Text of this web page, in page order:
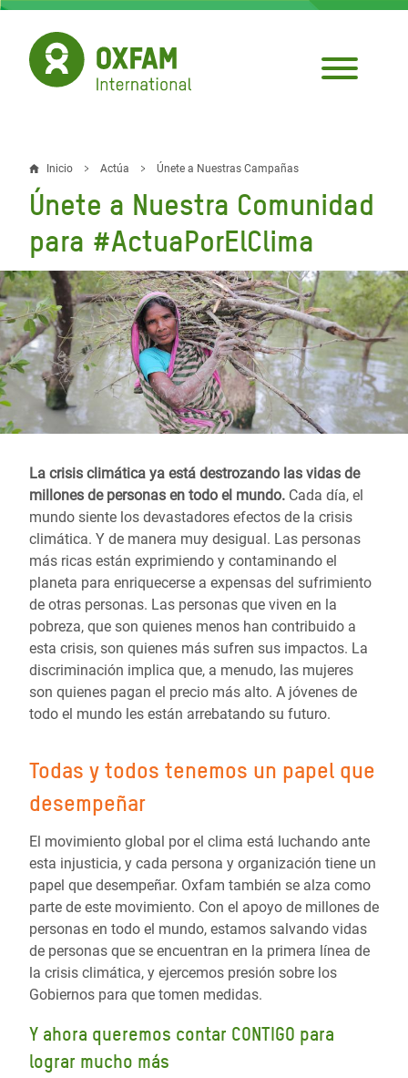
Pasar
contenido
principal
Sobrescribir
enlaces
de
ayuda
a
la
navegación
Inicio Actúa Únete a Nuestras Campañas
Únete a Nuestra Comunidad
para #ActuaPorElClima
La crisis climática ya está destrozando las vidas de
millones de personas en todo el mundo. Cada día, el
mundo siente los devastadores efectos de la crisis
climática. Y de manera muy desigual. Las personas
más ricas están exprimiendo y contaminando el
planeta para enriquecerse a expensas del sufrimiento
de otras personas. Las personas que viven en la
pobreza, que son quienes menos han contribuido a
esta crisis, son quienes más sufren sus impactos. La
discriminación implica que, a menudo, las mujeres
son quienes pagan el precio más alto. A jóvenes de
todo el mundo les están arrebatando su futuro.
Todas y todos tenemos un papel que
desempeñar
El movimiento global por el clima está luchando ante
esta injusticia, y cada persona y organización tiene un
papel que desempeñar. Oxfam también se alza como
parte de este movimiento. Con el apoyo de millones de
personas en todo el mundo, estamos salvando vidas
de personas que se encuentran en la primera línea de
la crisis climática, y ejercemos presión sobre los
Gobiernos para que tomen medidas.
Y ahora queremos contar CONTIGO para
lograr mucho más